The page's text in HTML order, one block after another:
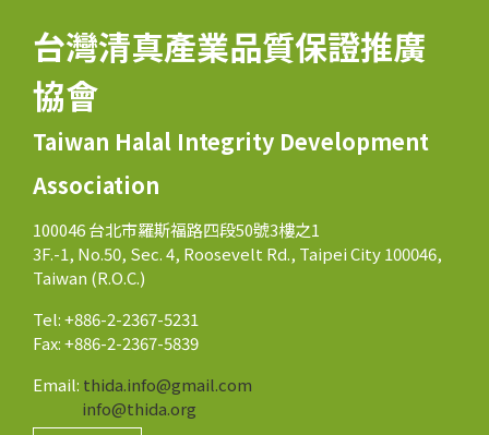
台灣清真產業品質保證推廣
協會
Taiwan Halal Integrity Development
Association
100046 台北市羅斯福路四段50號3樓之1
3F.-1, No.50, Sec. 4, Roosevelt Rd., Taipei City 100046,
Taiwan (R.O.C.)
Tel: +886-2-2367-5231
Fax: +886-2-2367-5839
Email: thida.info@gmail.com
info@thida.org